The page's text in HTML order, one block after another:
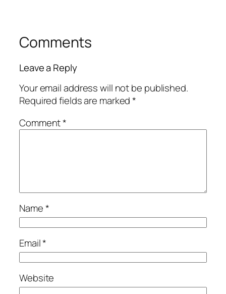
Comments
Leave a Reply
Your email address will not be published.
Required fields are marked*
Comment*
Name*
Email*
Website